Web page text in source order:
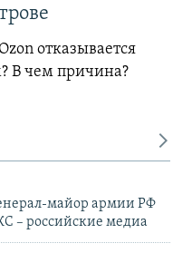
отказывается
В чем причина?
майор армии РФ
– российские медиа